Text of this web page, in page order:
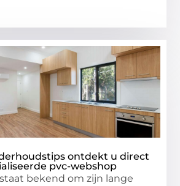
ontdekt u direct
pvc-webshop
bekend om zijn lange